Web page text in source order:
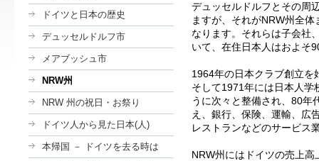
ドイツと日本の歴史
デュッセルドルフ市
メアブッシュ市
NRW州
NRW 州の祝日・お祭り
ドイツ人から見た日本(人)
本帰国 － ドイツを去る時は
デュッセルドルフとその周
ますが、それがNRW州全体
なります。それらは子会社
いて、在住日本人はおよそ
1964年の日本クラブ創立を
そして1971年には日本人学
うに次々と整備され、 80年
え、銀行、保険、運輸、広
レストランなどのサービス
NRW州にはドイツの売上高